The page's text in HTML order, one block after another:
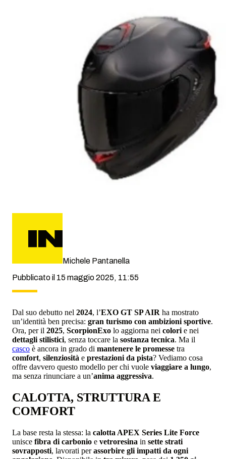
Michele Pantanella
Pubblicato il 15 maggio 2025, 11:55
Dal suo debutto nel 2024, l’EXO GT SP AIR ha mostrato
un’identità ben precisa: gran turismo con ambizioni sportive.
Ora, per il 2025, ScorpionExo lo aggiorna nei colori e nei
dettagli stilistici, senza toccare la sostanza tecnica. Ma il
casco è ancora in grado di mantenere le promesse tra
comfort, silenziosità e prestazioni da pista? Vediamo cosa
offre davvero questo modello per chi vuole viaggiare a lungo,
ma senza rinunciare a un’anima aggressiva.
CALOTTA, STRUTTURA E
COMFORT
La base resta la stessa: la calotta APEX Series Lite Force
unisce fibra di carbonio e vetroresina in sette strati
sovrapposti, lavorati perassorbire gli impatti da ogni